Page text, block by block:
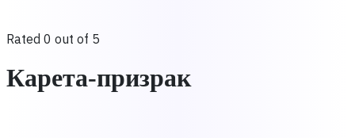
Rated 0 out of 5
Карета-призрак